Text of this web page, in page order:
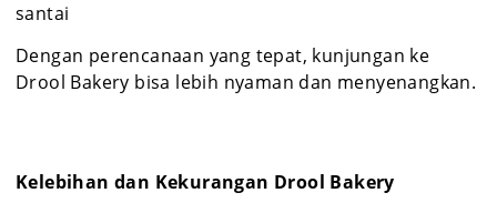
santai
Dengan perencanaan yang tepat, kunjungan ke
Drool Bakery bisa lebih nyaman dan menyenangkan.
Kelebihan dan Kekurangan Drool Bakery